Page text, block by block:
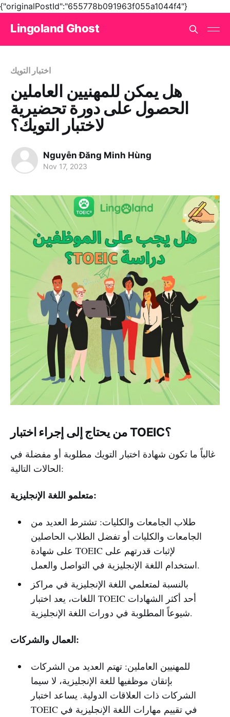
{"originalPostId":"655778b091963f055a1044f4"}
Lingoland Ghost
اختبار التويك
هل يمكن للمهنيين العاملين
الحصول على دورة تحضيرية
لاختبار التويك؟
Nguyễn Đăng Minh Hùng
Nov 17, 2023
من يحتاج إلى إجراء اختبار TOEIC؟
غالباً ما تكون شهادة اختبار التويك مطلوبة أو مفضلة في
الحالات التالية:
متعلمو اللغة الإنجليزية:
طلاب الجامعات والكليات: تشترط العديد من
الجامعات والكليات أو تفضل الطلاب الحاصلين
على شهادة TOEIC لإثبات قدرتهم على
استخدام اللغة الإنجليزية في التواصل والعمل.
بالنسبة لمتعلمي اللغة الإنجليزية في مراكز
اللغات، يعد اختبار TOEIC أحد أكثر الشهادات
شيوعاً المطلوبة في دورات اللغة الإنجليزية.
العمال والشركات:
للمهنيين العاملين: تهتم العديد من الشركات
بإتقان موظفيها للغة الإنجليزية، لا سيما
الشركات ذات العلاقات الدولية. يساعد اختبار
TOEIC في تقييم مهارات اللغة الإنجليزية في